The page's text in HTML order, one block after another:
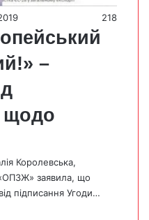
218
–
щодо
Королевська,
«ОПЗЖ» заявила, що
підписання Угоди…